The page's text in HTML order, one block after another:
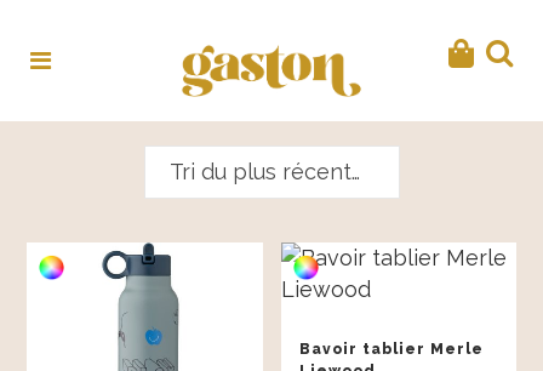
Tri du plus récent au plus ancien
Bavoir tablier Merle